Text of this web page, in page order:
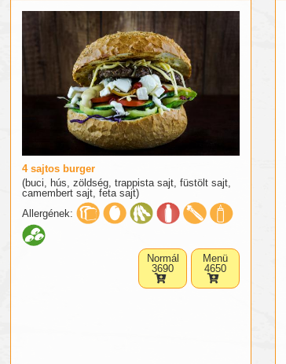
4 sajtos burger
(buci, hús, zöldség, trappista sajt, füstölt sajt,
camembert sajt, feta sajt)
Allergének:
Normál
3690
Menü
4650